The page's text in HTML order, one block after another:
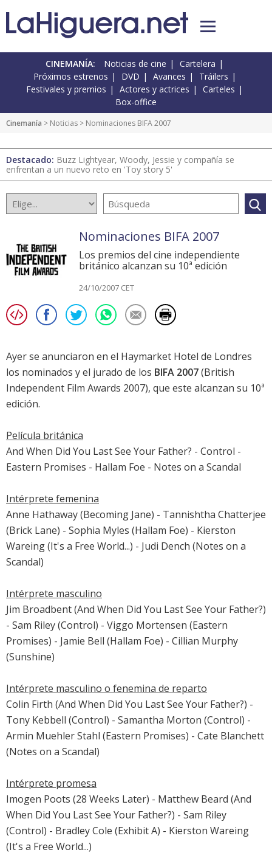
CINEMANÍA: Noticias de cine
Cartelera
Próximos estrenos
DVD Avances
Tráilers
Festivales y premios
Actores y actrices
Carteles
Box-office
Cinemanía > Noticias > Nominaciones BIFA 2007
Destacado: Buzz Lightyear, Woody, Jessie y compañía se
enfrentan a un nuevo reto en 'Toy story 5'
Nominaciones BIFA 2007
Los premios del cine independiente
británico alcanzan su 10ª edición
24/10/2007 CET
Ayer se anunciaron en el Haymarket Hotel de Londres
los nominados y el jurado de los BIFA 2007(British
Independent Film Awards 2007), que este alcanzan su 10ª
edición.
Película británica
And When Did You Last See Your Father? - Control -
Eastern Promises - Hallam Foe - Notes on a Scandal
Intérprete femenina
Anne Hathaway(Becoming Jane) - Tannishtha Chatterjee
(Brick Lane) - Sophia Myles (Hallam Foe) - Kierston
Wareing (It's a Free World...) - Judi Dench (Notes on a
Scandal)
Intérprete masculino
Jim Broadbent(And When Did You Last See Your Father?)
- Sam Riley (Control) - Viggo Mortensen (Eastern
Promises) - Jamie Bell (Hallam Foe) - Cillian Murphy
(Sunshine)
Intérprete masculino o fenemina de reparto
Colin Firth (And When Did You Last See Your Father?) -
Tony Kebbell (Control) - Samantha Morton (Control) -
Armin Muehler Stahl (Eastern Promises) - Cate Blanchett
(Notes on a Scandal)
Intérprete promesa
Imogen Poots (28 Weeks Later) - Matthew Beard (And
When Did You Last See Your Father?) - Sam Riley
(Control) - Bradley Cole (Exhibit A) - Kierston Wareing
(It's a Free World...)